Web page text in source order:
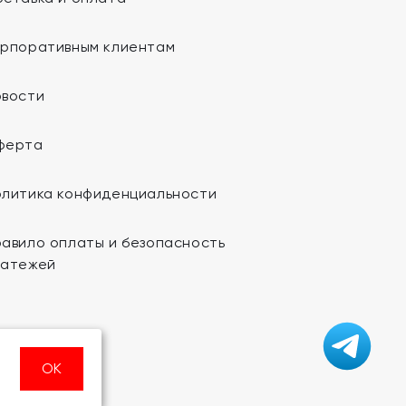
клиентам
конфиденциальности
оплаты и безопасность
ОК